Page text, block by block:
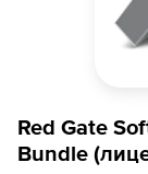
Red Gate
Bundle